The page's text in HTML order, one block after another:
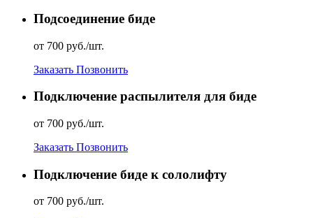
Подсоединение биде
от 700 руб./шт.
Заказать Позвонить
Подключение распылителя для биде
от 700 руб./шт.
Заказать Позвонить
Подключение биде к сололифту
от 700 руб./шт.